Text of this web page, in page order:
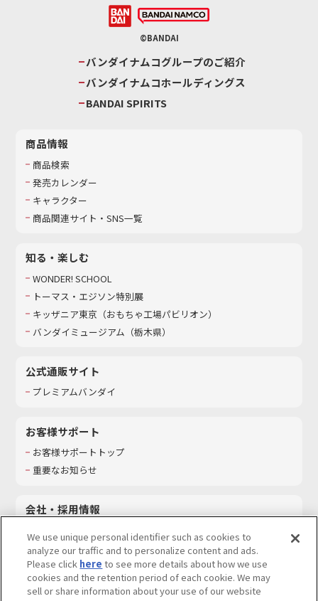
©BANDAI
バンダイナムコグループのご紹介
バンダイナムコホールディングス
BANDAI SPIRITS
商品情報
商品検索
発売カレンダー
キャラクター
商品関連サイト・SNS一覧
知る・楽しむ
WONDER! SCHOOL
トーマス・エジソン特別展
キッザニア東京（おもちゃ工場パビリオン）​
バンダイミュージアム（栃木県）
公式通販サイト
プレミアムバンダイ
お客様サポート
お客様サポートトップ
重要なお知らせ
会社・採用情報
採用情報
サステナビリティ
お問い合わせ
We use unique personal identifier such as cookies to
analyze our traffic and to personalize content and ads.
Please click here to see more details about how we use
cookies and the retention period of each cookie. We may
sell or share information about your use of our website